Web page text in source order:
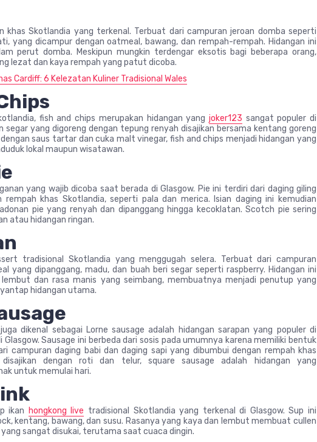
khas Skotlandia yang terkenal. Terbuat dari campuran jeroan domba seperti
yang dicampur dengan oatmeal, bawang, dan rempah-rempah. Hidangan ini
perut domba. Meskipun mungkin terdengar eksotis bagi beberapa orang,
lezat dan kaya rempah yang patut dicoba.
Cardiff: 6 Kelezatan Kuliner Tradisional Wales
fish and chips merupakan hidangan yang joker123 sangat populer di
segar yang digoreng dengan tepung renyah disajikan bersama kentang goreng
saus tartar dan cuka malt vinegar, fish and chips menjadi hidangan yang
lokal maupun wisatawan.
yang wajib dicoba saat berada di Glasgow. Pie ini terdiri dari daging giling
rempah khas Skotlandia, seperti pala dan merica. Isian daging ini kemudian
pie yang renyah dan dipanggang hingga kecoklatan. Scotch pie sering
atau hidangan ringan.
tradisional Skotlandia yang menggugah selera. Terbuat dari campuran
yang dipanggang, madu, dan buah beri segar seperti raspberry. Hidangan ini
dan rasa manis yang seimbang, membuatnya menjadi penutup yang
hidangan utama.
dikenal sebagai Lorne sausage adalah hidangan sarapan yang populer di
Sausage ini berbeda dari sosis pada umumnya karena memiliki bentuk
campuran daging babi dan daging sapi yang dibumbui dengan rempah khas
disajikan dengan roti dan telur, square sausage adalah hidangan yang
untuk memulai hari.
ikan hongkong live tradisional Skotlandia yang terkenal di Glasgow. Sup ini
kentang, bawang, dan susu. Rasanya yang kaya dan lembut membuat cullen
sangat disukai, terutama saat cuaca dingin.